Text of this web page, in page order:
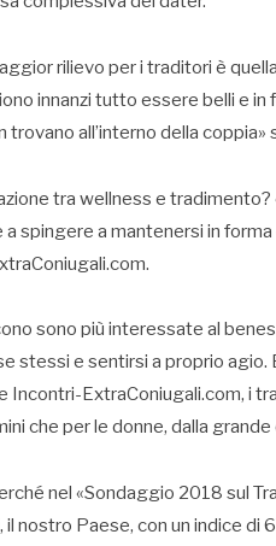
rilievo per i traditori è
innanzi tutto essere belli e in
trovano all’interno della coppia»
tra wellness e
spingere a mantenersi in
sono più interessate al
stessi e sentirsi a proprio agio.
Incontri-ExtraConiugali.com, i
che per le donne, dalla
nel «Sondaggio 2018 sul
nostro Paese, con un indice di